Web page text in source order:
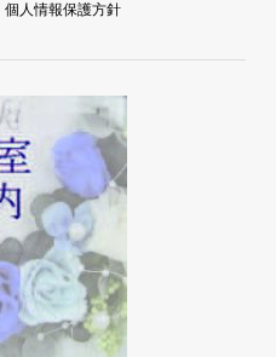
個人情報保護方針